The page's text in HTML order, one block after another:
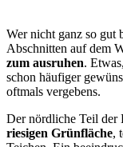
Wer nicht ganz so gut
Abschnitten auf dem
zum ausruhen.
schon häufiger
oftmals vergebens.
Der nördliche Teil der
riesigen Grünfläche,